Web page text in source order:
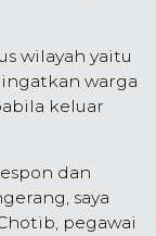
wilayah yaitu
warga
keluar
dan
saya
pegawai